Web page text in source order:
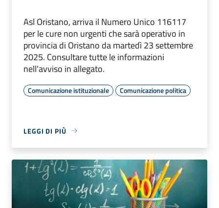
Asl Oristano, arriva il Numero Unico 116117
per le cure non urgenti che sarà operativo in
provincia di Oristano da martedì 23 settembre
2025. Consultare tutte le informazioni
nell'avviso in allegato.
Comunicazione istituzionale Comunicazione politica
LEGGI DI PIÙ